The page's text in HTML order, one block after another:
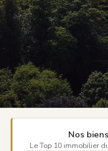
Nos
Le Top 10 immobilier